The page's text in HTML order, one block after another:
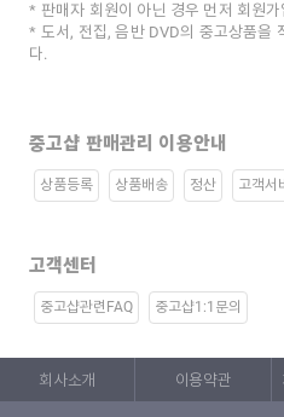
판매자 회원이 아닌 경우 먼저 회원
도서, 전집, 음반 DVD의 중고상품을
다.
중고샵 판매관리 이용안내
상품등록 상품배송 정산 고객서
고객센터
중고샵관련FAQ 중고샵1:1문의
회사소개 이용약관